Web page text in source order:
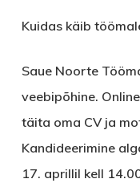
Kuidas käib
Saue Noorte
veebipõhine.
täita oma CV ja
Kandideerimine
17. aprillil kell